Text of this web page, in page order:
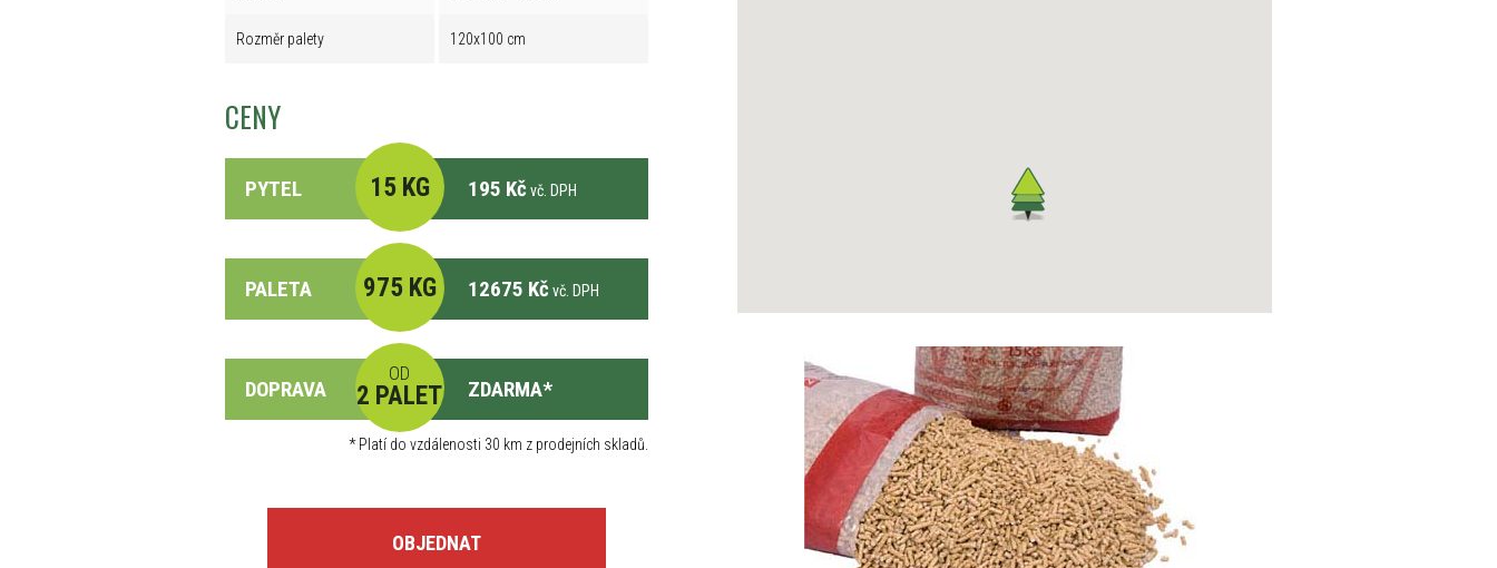
Rozměr palety 120x100 cm
CENY
PYTEL 15 KG 195 Kč vč. DPH
PALETA 975 KG 12675 Kč vč. DPH
DOPRAVA
OD
2 PALET ZDARMA*
*Platí do vzdálenosti 30 km z prodejních skladů.
OBJEDNAT